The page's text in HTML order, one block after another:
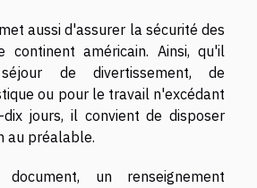
aussi d'assurer la sécurité des
continent américain. Ainsi, qu'il
de divertissement, de
ou pour le travail n'excédant
jours, il convient de disposer
au préalable.
un renseignement